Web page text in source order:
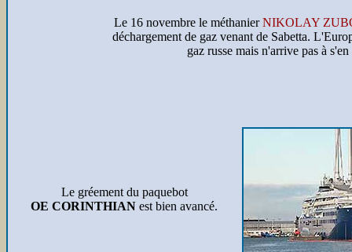
Le 16 novembre le méthanierNIKOLAY
déchargement de gaz venant de Sabetta.
gaz russe mais n'arrive pas à s'en
Le gréement du paquebot
OE CORINTHIAN est bien avancé.